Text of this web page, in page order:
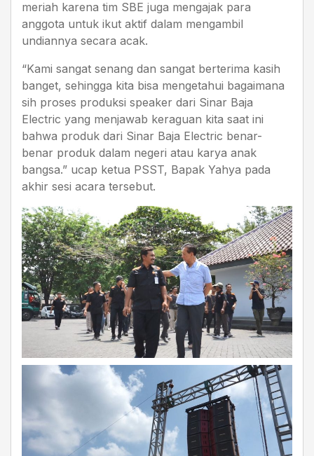
meriah karena tim SBE juga mengajak para
anggota untuk ikut aktif dalam mengambil
undiannya secara acak.
“Kami sangat senang dan sangat berterima kasih
banget, sehingga kita bisa mengetahui bagaimana
sih proses produksi speaker dari Sinar Baja
Electric yang menjawab keraguan kita saat ini
bahwa produk dari Sinar Baja Electric benar-
benar produk dalam negeri atau karya anak
bangsa.” ucap ketua PSST, Bapak Yahya pada
akhir sesi acara tersebut.